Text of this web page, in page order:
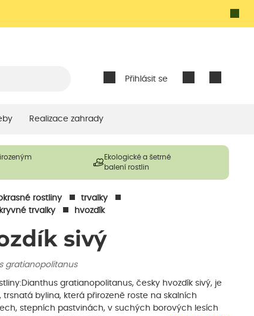
Přihlásit se
Realizace zahrady
Ekologické a šetrné
balení rostlin
rostliny
trvalky
trvalky
hvozdík
sivý
gratianopolitanus
gratianopolitanus, česky hvozdík sivý, je
trsnatá bylina, která přirozeně roste na skalních
stepních pastvinách, v suchých borových lesích